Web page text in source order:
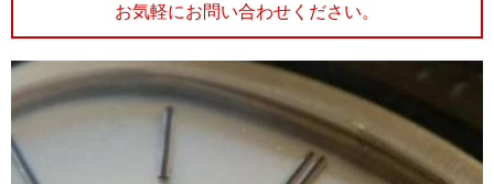
お気軽にお問い合わせください。